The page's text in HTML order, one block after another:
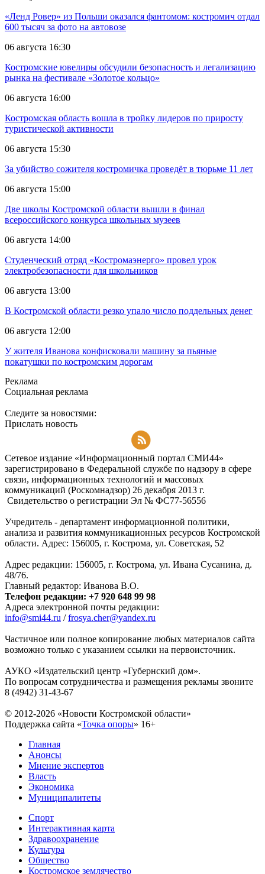
«Ленд Ровер» из Польши оказался фантомом: костромич отдал
600 тысяч за фото на автовозе
06 августа 16:30
Костромские ювелиры обсудили безопасность и легализацию
рынка на фестивале «Золотое кольцо»
06 августа 16:00
Костромская область вошла в тройку лидеров по приросту
туристической активности
06 августа 15:30
За убийство сожителя костромичка проведёт в тюрьме 11 лет
06 августа 15:00
Две школы Костромской области вышли в финал
всероссийского конкурса школьных музеев
06 августа 14:00
Студенческий отряд «Костромаэнерго» провел урок
электробезопасности для школьников
06 августа 13:00
В Костромской области резко упало число поддельных денег
06 августа 12:00
У жителя Иванова конфисковали машину за пьяные
покатушки по костромским дорогам
Реклама
Социальная реклама
Следите за новостями:
Прислать новость
Сетевое издание «Информационный портал СМИ44»
зарегистрировано в Федеральной службе по надзору в сфере
связи, информационных технологий и массовых
коммуникаций (Роскомнадзор) 26 декабря 2013 г.
Свидетельство о регистрации Эл № ФC77-56556
Учредитель - департамент информационной политики,
анализа и развития коммуникационных ресурсов Костромской
области. Адрес: 156005, г. Кострома, ул. Советская, 52
Адрес редакции: 156005, г. Кострома, ул. Ивана Сусанина, д.
48/76.
Главный редактор: Иванова В.О.
Телефон редакции: +7 920 648 99 98
Адреса электронной почты редакции:
info@smi44.ru /frosya.cher@yandex.ru
Частичное или полное копирование любых материалов сайта
возможно только с указанием ссылки на первоисточник.
АУКО «Издательский центр «Губернский дом».
По вопросам сотрудничества и размещения рекламы звоните
8 (4942) 31-43-67
© 2012-2026 «Новости Костромской области»
Поддержка сайта «Точка опоры» 16+
Главная
Анонсы
Мнение экспертов
Власть
Экономика
Муниципалитеты
Спорт
Интерактивная карта
Здравоохранение
Культура
Общество
Костромское землячество